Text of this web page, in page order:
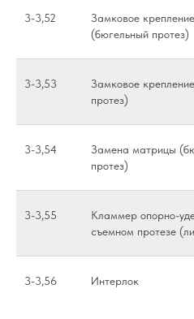
3-3,52
Замковое
(бюгельный протез)
3-3,53
Замковое
протез)
3-3,54
Замена матрицы
протез)
3-3,55
Кламмер опорно-
съемном протезе
3-3,56 Интерлок